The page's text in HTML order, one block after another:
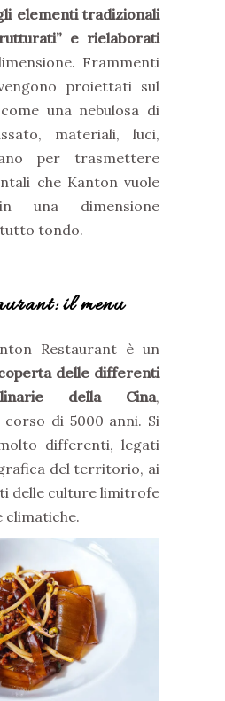
elementi tradizionali
e rielaborati
Frammenti
proiettati sul
una nebulosa di
materiali, luci,
per trasmettere
che Kanton vuole
una dimensione
tondo.
il menu
Restaurant è un
delle differenti
della Cina,
corso di 5000 anni. Si
differenti, legati
del territorio, ai
delle culture limitrofe
climatiche.